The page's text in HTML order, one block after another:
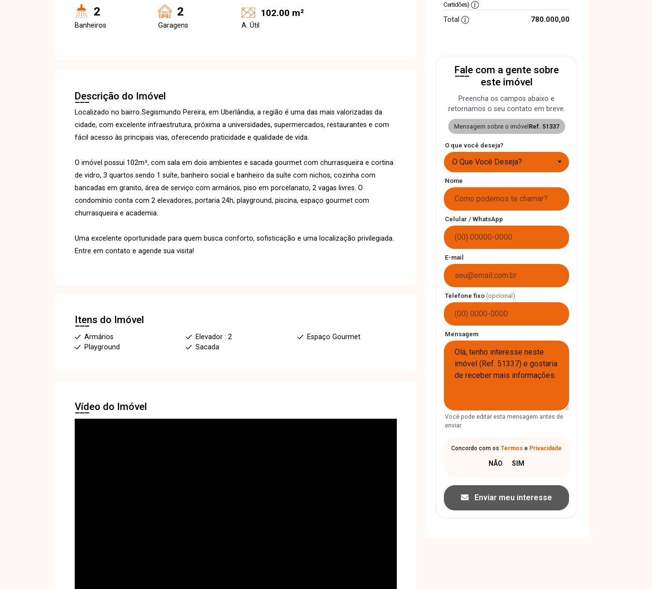
2
Banheiros
2
Garagens
102.00 m²
A. Útil
Descrição do Imóvel
Localizado no bairro Segismundo Pereira, em Uberlândia, a região é uma das mais valorizadas da
cidade, com excelente infraestrutura, próxima a universidades, supermercados, restaurantes e com
fácil acesso às principais vias, oferecendo praticidade e qualidade de vida.
O imóvel possui 102m², com sala em dois ambientes e sacada gourmet com churrasqueira e cortina
de vidro, 3 quartos sendo 1 suíte, banheiro social e banheiro da suíte com nichos, cozinha com
bancadas em granito, área de serviço com armários, piso em porcelanato, 2 vagas livres. O
condomínio conta com 2 elevadores, portaria 24h, playground, piscina, espaço gourmet com
churrasqueira e academia.
Uma excelente oportunidade para quem busca conforto, sofisticação e uma localização privilegiada.
Entre em contato e agende sua visita!
Itens do Imóvel
Armários Elevador : 2
Espaço Gourmet
Playground
Sacada
Vídeo do Imóvel
Certidões)
Total 780.000,00
Fale com a gente sobre
este imóvel
Preencha os campos abaixo e
retornamos o seu contato em breve.
Mensagem sobre o imóvel Ref. 51337
O que você deseja?
O Que Você Deseja?
Nome
Celular / WhatsApp
E-mail
Telefone fixo (opcional)
Mensagem
Você pode editar esta mensagem antes de
enviar.
Concordo com os Termos e Privacidade
Enviar meu interesse